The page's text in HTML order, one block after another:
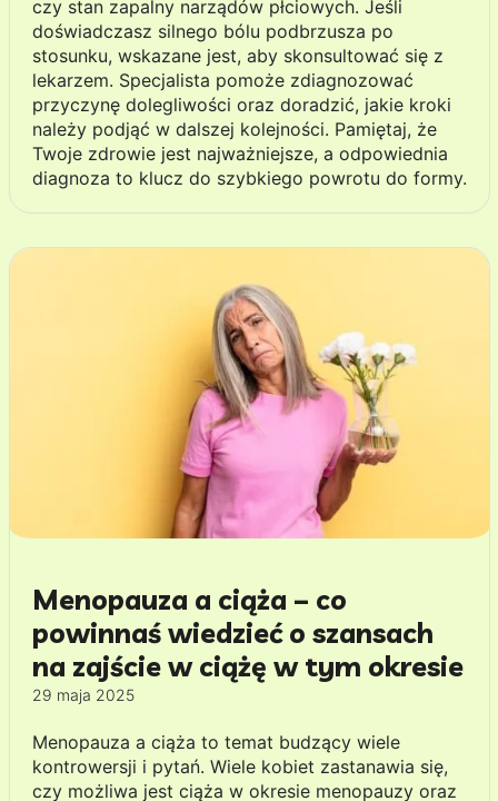
czy stan zapalny narządów płciowych. Jeśli
doświadczasz silnego bólu podbrzusza po
stosunku, wskazane jest, aby skonsultować się z
lekarzem. Specjalista pomoże zdiagnozować
przyczynę dolegliwości oraz doradzić, jakie kroki
należy podjąć w dalszej kolejności. Pamiętaj, że
Twoje zdrowie jest najważniejsze, a odpowiednia
diagnoza to klucz do szybkiego powrotu do formy.
Menopauza a ciąża – co
powinnaś wiedzieć o szansach
na zajście w ciążę w tym okresie
29 maja 2025
Menopauza a ciąża to temat budzący wiele
kontrowersji i pytań. Wiele kobiet zastanawia się,
czy możliwa jest ciąża w okresie menopauzy oraz